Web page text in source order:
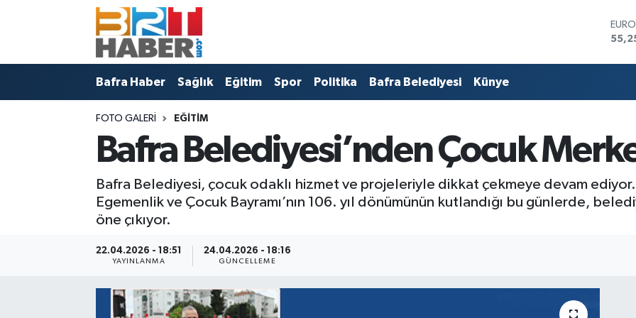
Bafra Haber Sağlık Eğitim Spor Politika Bafra Belediyesi Künye
FOTO GALERI EĞITIM
Bafra Belediyesi’nden Çocuk
Bafra Belediyesi, çocuk odaklı hizmet ve projeleriyle dikkat çekmeye devam
Egemenlik ve Çocuk Bayramı’nın 106. yıl dönümünün kutlandığı bu günlerde,
öne çıkıyor.
22.04.2026 - 18:51
YAYINLANMA
24.04.2026 - 18:16
GÜNCELLEME
Bafra Vefat İlanları
Bafra Nöbetçi Eczaneler
Samsun Haber
Bafra Haber
Samsun Nöbetçi Eczaneler
Samsun Hava Durumu
Samsun Trafik Yoğunluk Haritası
Süper Lig Puan Durumu ve Fikstür